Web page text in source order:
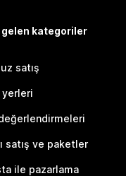
gelen kategoriler
satış
yerleri
satış ve paketler
ile pazarlama